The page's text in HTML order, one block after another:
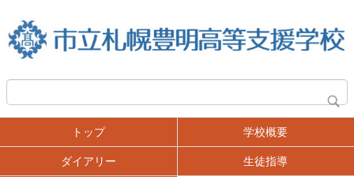
トップ 学校概要
ダイアリー 生徒指導